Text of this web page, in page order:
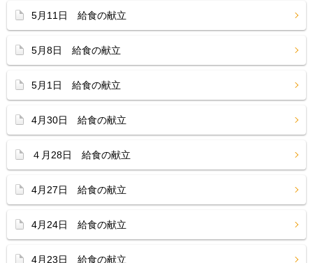
5月11日 給食の献立
5月8日 給食の献立
5月1日 給食の献立
4月30日 給食の献立
４月28日 給食の献立
4月27日 給食の献立
4月24日 給食の献立
4月23日 給食の献立